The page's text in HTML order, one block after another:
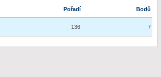
Pořadí Bodů
136. 7